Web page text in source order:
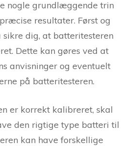
nogle grundlæggende trin
resultater. Først og
dig, at batteritesteren
Dette kan gøres ved at
anvisninger og eventuelt
på batteritesteren.
er korrekt kalibreret, skal
den rigtige type batteri til
kan have forskellige